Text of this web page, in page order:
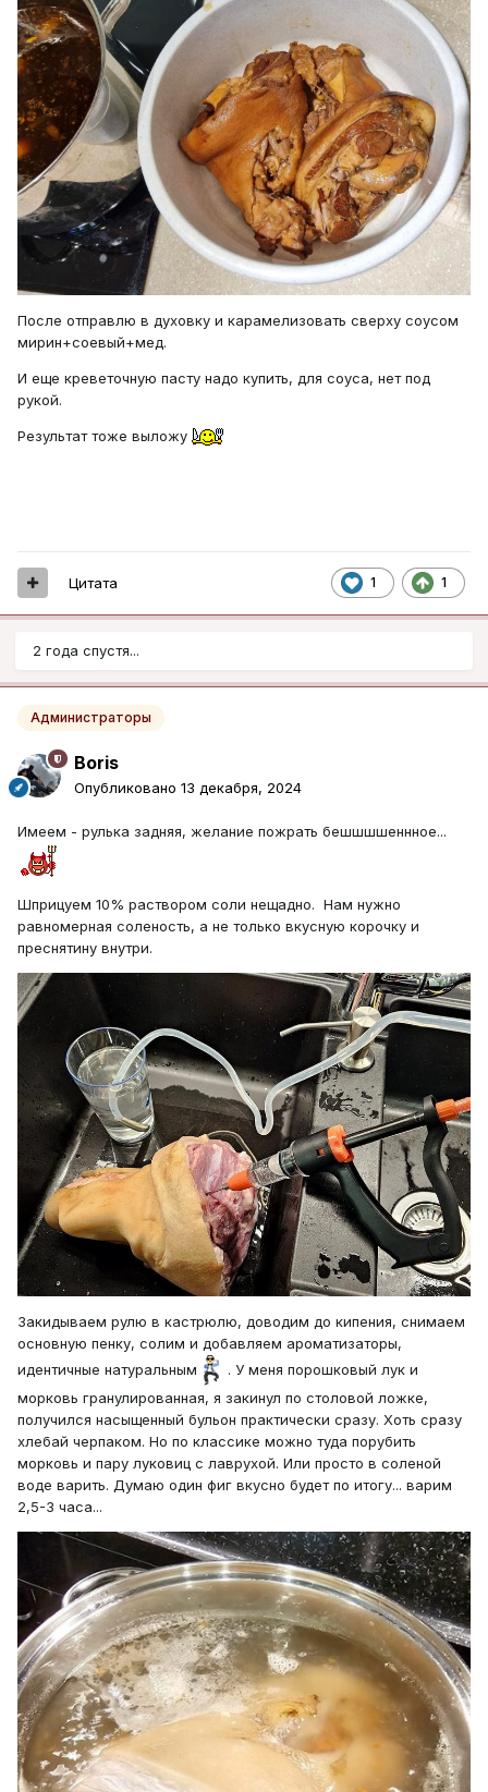
После отправлю в духовку и карамелизовать сверху соусом
мирин+соевый+мед.
И еще креветочную пасту надо купить, для соуса, нет под
рукой.
Результат тоже выложу
1 1
Цитата
2 года спустя...
Администраторы
Boris
Опубликовано 13 декабря, 2024
Имеем - рулька задняя, желание пожрать бешшшшеннное...
Шприцуем 10% раствором соли нещадно. Нам нужно
равномерная соленость, а не только вкусную корочку и
преснятину внутри.
Закидываем рулю в кастрюлю, доводим до кипения, снимаем
основную пенку, солим и добавляем ароматизаторы,
идентичные натуральным
. У меня порошковый лук и
морковь гранулированная, я закинул по столовой ложке,
получился насыщенный бульон практически сразу. Хоть сразу
хлебай черпаком. Но по классике можно туда порубить
морковь и пару луковиц с лаврухой. Или просто в соленой
воде варить. Думаю один фиг вкусно будет по итогу... варим
2,5-3 часа...